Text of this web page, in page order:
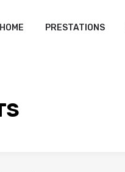
HOME PRESTATIONS